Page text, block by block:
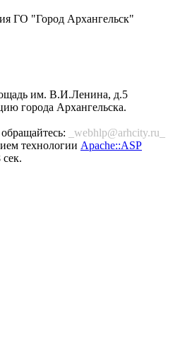
ГО "Город Архангельск"
им. В.И.Ленина, д.5
города Архангельска.
_webhlp@arhcity.ru_
технологии Apache::ASP